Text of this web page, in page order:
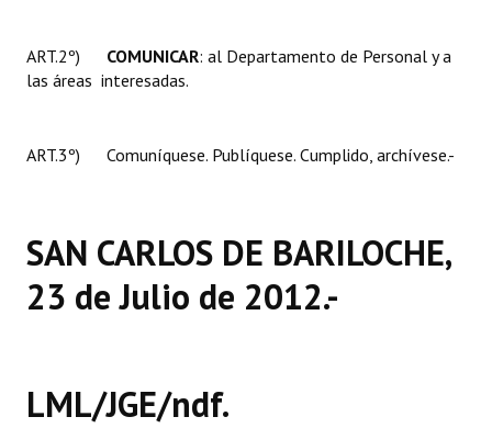
Antiguos Pobladores - Registro
Bariloche, Municipio intercultural
REFORMA DE LA CARTA ORGÁNICA
ART.2º) COMUNICAR: al Departamento de Personal y a
las áreas interesadas.
ART.3º) Comuníquese. Publíquese. Cumplido, archívese.-
SAN CARLOS DE BARILOCHE,
23 de Julio de 2012.-
LML/JGE/ndf.